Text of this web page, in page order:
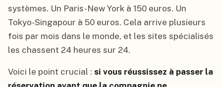
systèmes. Un Paris-New York à 150 euros. Un
Tokyo-Singapour à 50 euros. Cela arrive plusieurs
fois par mois dans le monde, et les sites spécialisés
les chassent 24 heures sur 24.
Voici le point crucial : si vous réussissez à passer la